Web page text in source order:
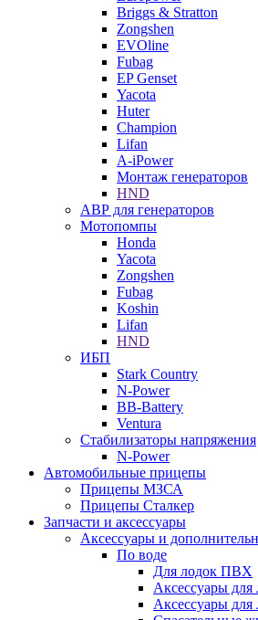
Briggs & Stratton
Zongshen
EVOline
Fubag
EP Genset
Yacota
Huter
Champion
Lifan
A-iPower
Монтаж генераторов
HND
АВР для генераторов
Мотопомпы
Honda
Yacota
Zongshen
Fubag
Koshin
Lifan
HND
ИБП
Stark Country
N-Power
BB-Battery
Ventura
Стабилизаторы напряжения
N-Power
Автомобильные прицепы
Прицепы МЗСА
Прицепы Сталкер
Запчасти и аксессуары
Аксессуары и
По воде
Для лодок ПВХ
Аксессуары для
Аксессуары